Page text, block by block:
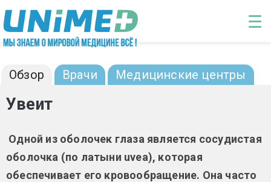
Перейти к основному содержанию
☰
Увеит: диагностика и лечение
Обзор Врачи Медицинские центры
Увеит
Одной из оболочек глаза является сосудистая
оболочка (по латыни uvea), которая
обеспечивает его кровообращение. Она часто